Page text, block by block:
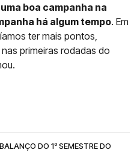
boa campanha na
há algum tempo. Em
ter mais pontos,
primeiras rodadas do
DO 1º SEMESTRE DO